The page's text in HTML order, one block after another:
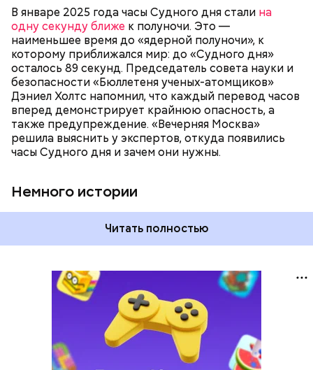
В январе 2025 года часы Судного дня стали на
одну секунду ближе к полуночи. Это —
наименьшее время до «ядерной полуночи», к
которому приближался мир: до «Судного дня»
осталось 89 секунд. Председатель совета науки и
безопасности «Бюллетеня ученых-атомщиков»
Дэниел Холтс напомнил, что каждый перевод часов
вперед демонстрирует крайнюю опасность, а
также предупреждение. «Вечерняя Москва»
решила выяснить у экспертов, откуда появились
часы Судного дня и зачем они нужны.
Немного истории
как ближе, так и дальше от полуночи. Но в 2018
году часы Судного дня впервые за очень долгое
время показали свое самое близкое к катастрофе
время — без двух минут полночь. Вторая холодная
война между США и уже Россией стала обыденным
предметом обсуждения для аналитиков со всего
мира. Но, помимо перспективы отправиться в
«атомный рай», с 2007 года на стрелку часов
влияет еще одна глобальная угроза —
климатические изменения.
Читать полностью